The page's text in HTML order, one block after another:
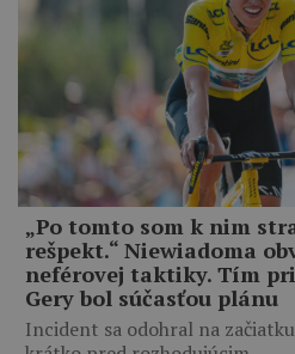
„Po tomto som k nim
rešpekt.“ Niewiadoma
neférovej taktiky. Tím
Gery bol súčasťou plánu
Incident sa odohral na